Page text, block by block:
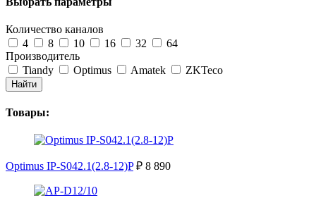
Количество каналов
4
8 10 16 32
64
Производитель
Tiandy
Optimus Amatek ZKTeco
Найти
Товары:
Optimus IP-S042.1(2.8-12)P ₽ 8 890